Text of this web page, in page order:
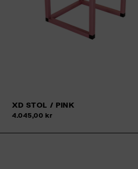
XD STOL / PINK
4.045,00 kr